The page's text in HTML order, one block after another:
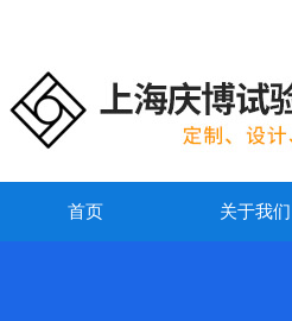
首页 关于我们